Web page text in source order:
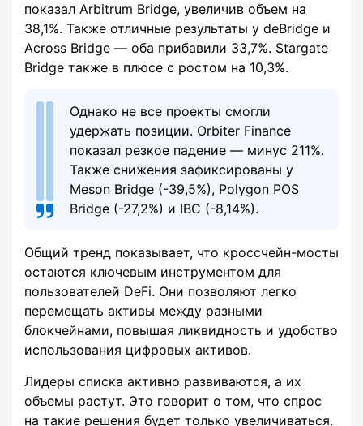
показал Arbitrum Bridge, увеличив объем на
38,1%. Также отличные результаты у deBridge и
Across Bridge — оба прибавили 33,7%. Stargate
Bridge также в плюсе с ростом на 10,3%.
Однако не все проекты смогли
удержать позиции. Orbiter Finance
показал резкое падение — минус 211%.
Также снижения зафиксированы у
Meson Bridge (-39,5%), Polygon POS
Bridge (-27,2%) и IBC (-8,14%).
Общий тренд показывает, что кроссчейн-мосты
остаются ключевым инструментом для
пользователей DeFi. Они позволяют легко
перемещать активы между разными
блокчейнами, повышая ликвидность и удобство
использования цифровых активов.
Лидеры списка активно развиваются, а их
объемы растут. Это говорит о том, что спрос
на такие решения будет только увеличиваться.